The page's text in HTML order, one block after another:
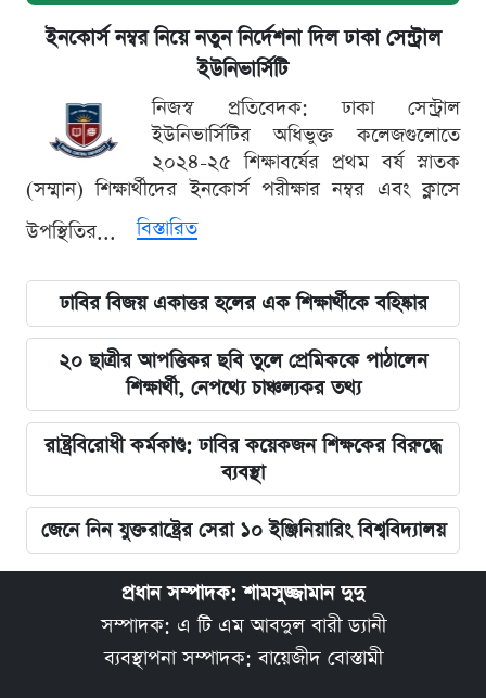
ইনকোর্স নম্বর নিয়ে নতুন নির্দেশনা দিল ঢাকা সেন্ট্রাল
ইউনিভার্সিটি
নিজস্ব প্রতিবেদক: ঢাকা সেন্ট্রাল
ইউনিভার্সিটির অধিভুক্ত কলেজগুলোতে
২০২৪-২৫ শিক্ষাবর্ষের প্রথম বর্ষ স্নাতক
(সম্মান) শিক্ষার্থীদের ইনকোর্স পরীক্ষার নম্বর এবং ক্লাসে
উপস্থিতির...
বিস্তারিত
ঢাবির বিজয় একাত্তর হলের এক শিক্ষার্থীকে বহিষ্কার
২০ ছাত্রীর আপত্তিকর ছবি তুলে প্রেমিককে পাঠালেন
শিক্ষার্থী, নেপথ্যে চাঞ্চল্যকর তথ্য
রাষ্ট্রবিরোধী কর্মকাণ্ড: ঢাবির কয়েকজন শিক্ষকের বিরুদ্ধে
ব্যবস্থা
জেনে নিন যুক্তরাষ্ট্রের সেরা ১০ ইঞ্জিনিয়ারিং বিশ্ববিদ্যালয়
প্রধান সম্পাদক: শামসুজ্জামান দুদু
সম্পাদক: এ টি এম আবদুল বারী ড্যানী
ব্যবস্থাপনা সম্পাদক: বায়েজীদ বোস্তামী